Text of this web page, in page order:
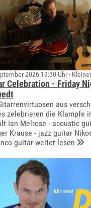
2026 19:30 Uhr - Kleiner
Celebration - Friday
aus
zelebrieren die Klampfe
Ian Melrose - acoustic
Krause - jazz guitar
guitar weiter lesen